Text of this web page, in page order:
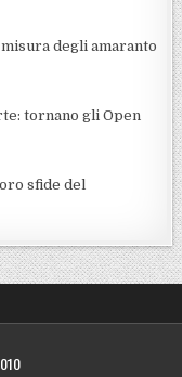
degli amaranto
tornano gli Open
sfide del